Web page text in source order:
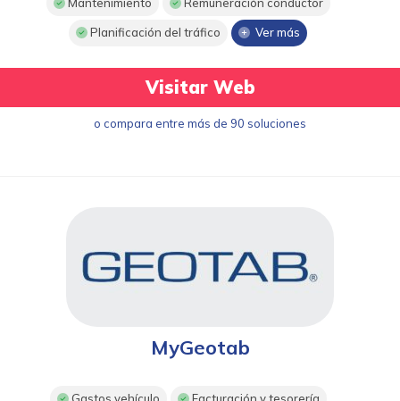
Mantenimiento Remuneración conductor
Planificación del tráfico Ver más
Visitar Web
o compara entre más de 90 soluciones
MyGeotab